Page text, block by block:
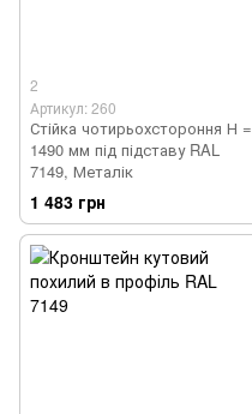
2
Артикул: 260
Стійка чотирьохстороння Н =
1490 мм під підставу RAL
7149, Металік
1 483 грн